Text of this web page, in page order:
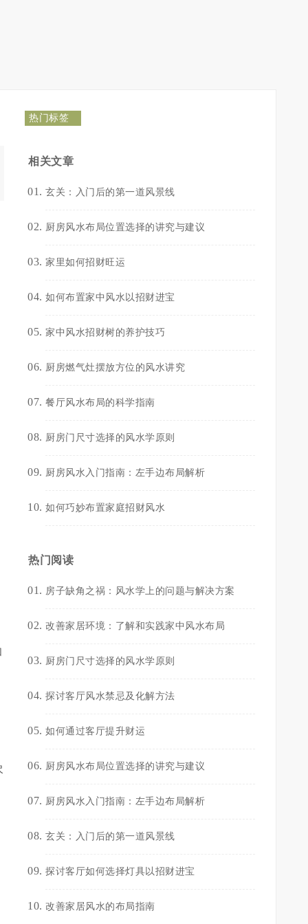
热门标签
相关文章
玄关：入门后的第一道风景线
厨房风水布局位置选择的讲究与建议
家里如何招财旺运
如何布置家中风水以招财进宝
家中风水招财树的养护技巧
厨房燃气灶摆放方位的风水讲究
餐厅风水布局的科学指南
厨房门尺寸选择的风水学原则
厨房风水入门指南：左手边布局解析
如何巧妙布置家庭招财风水
热门阅读
房子缺角之祸：风水学上的问题与解决方案
改善家居环境：了解和实践家中风水布局
厨房门尺寸选择的风水学原则
探讨客厅风水禁忌及化解方法
如何通过客厅提升财运
厨房风水布局位置选择的讲究与建议
厨房风水入门指南：左手边布局解析
玄关：入门后的第一道风景线
探讨客厅如何选择灯具以招财进宝
改善家居风水的布局指南